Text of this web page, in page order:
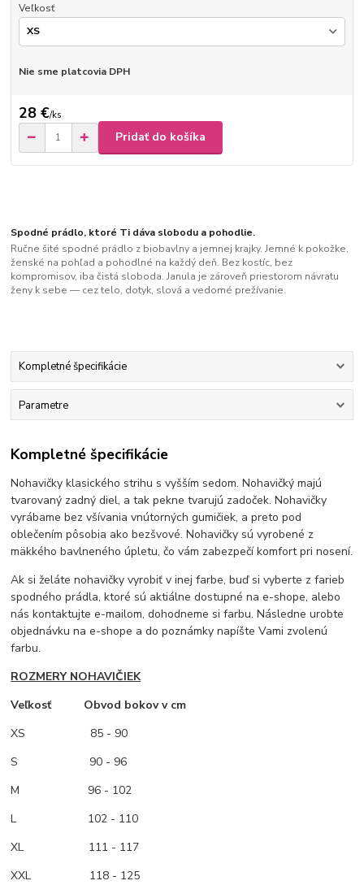
Veľkosť
Nie sme platcovia DPH
28 €/ks
Pridať do košíka
Spodné prádlo, ktoré Ti dáva slobodu a pohodlie.
Ručne šité spodné prádlo z biobavlny a jemnej krajky. Jemné k pokožke,
ženské na pohľad a pohodlné na každý deň. Bez kostíc, bez
kompromisov, iba čistá sloboda. Janula je zároveň priestorom návratu
ženy k sebe — cez telo, dotyk, slová a vedomé prežívanie.
Kompletné špecifikácie
Parametre
Kompletné špecifikácie
Nohavičky klasického strihu s vyšším sedom. Nohavičký majú
tvarovaný zadný diel, a tak pekne tvarujú zadoček. Nohavičky
vyrábame bez všívania vnútorných gumičiek, a preto pod
oblečením pôsobia ako bezšvové. Nohavičky sú vyrobené z
mäkkého bavlneného úpletu, čo vám zabezpečí komfort pri nosení.
Ak si želáte nohavičky vyrobiť v inej farbe, buď si vyberte z farieb
spodného prádla, ktoré sú aktiálne dostupné na e-shope, alebo
nás kontaktujte e-mailom, dohodneme si farbu. Následne urobte
objednávku na e-shope a do poznámky napíšte Vami zvolenú
farbu.
ROZMERY NOHAVIČIEK
Veľkosť Obvod bokov v cm
XS
85 - 90
S 90 - 96
M
96 - 102
L 102 - 110
XL 111 - 117
XXL 118 - 125